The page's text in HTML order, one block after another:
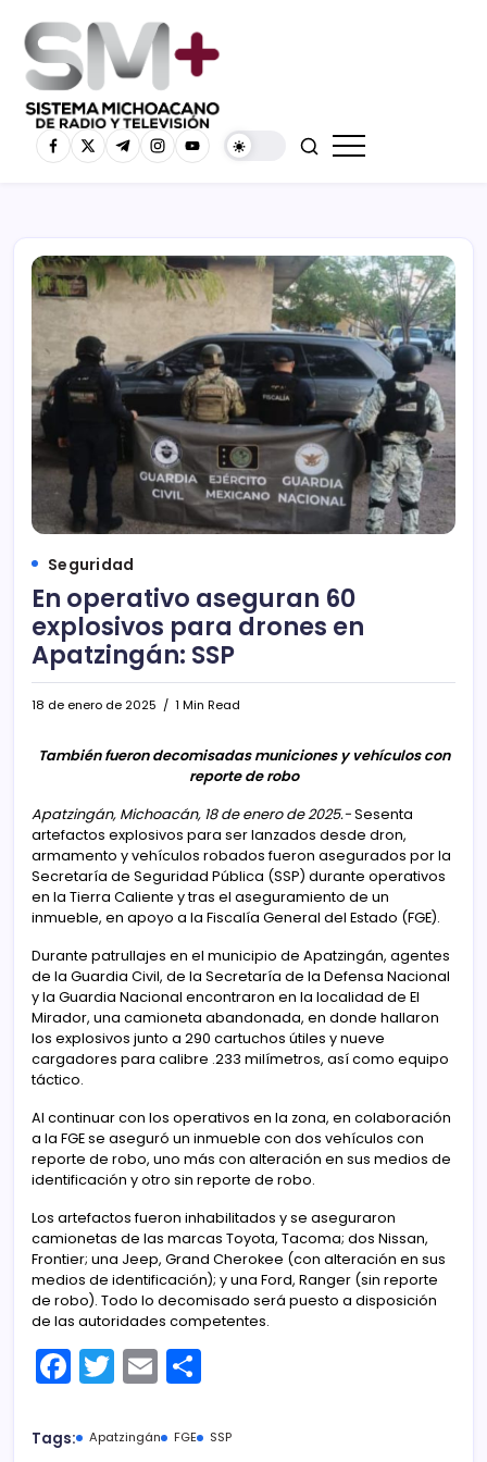
Seguridad
En operativo aseguran 60
explosivos para drones en
Apatzingán: SSP
18 de enero de 2025 1 Min Read
También fueron decomisadas municiones y vehículos con
reporte de robo
Apatzingán, Michoacán, 18 de enero de 2025.-Sesenta
artefactos explosivos para ser lanzados desde dron,
armamento y vehículos robados fueron asegurados por la
Secretaría de Seguridad Pública (SSP) durante operativos
en la Tierra Caliente y tras el aseguramiento de un
inmueble, en apoyo a la Fiscalía General del Estado (FGE).
Durante patrullajes en el municipio de Apatzingán, agentes
de la Guardia Civil, de la Secretaría de la Defensa Nacional
y la Guardia Nacional encontraron en la localidad de El
Mirador, una camioneta abandonada, en donde hallaron
los explosivos junto a 290 cartuchos útiles y nueve
cargadores para calibre .233 milímetros, así como equipo
táctico.
Al continuar con los operativos en la zona, en colaboración
a la FGE se aseguró un inmueble con dos vehículos con
reporte de robo, uno más con alteración en sus medios de
identificación y otro sin reporte de robo.
Los artefactos fueron inhabilitados y se aseguraron
camionetas de las marcas Toyota, Tacoma; dos Nissan,
Frontier; una Jeep, Grand Cherokee (con alteración en sus
medios de identificación); y una Ford, Ranger (sin reporte
de robo). Todo lo decomisado será puesto a disposición
de las autoridades competentes.
F
a
c
T
w
itt
E
m
ai m
Tags: Apatzingán FGE SSP